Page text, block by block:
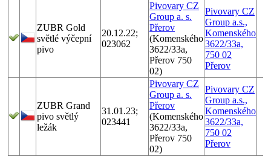
ZUBR Gold
světlé výčepní
pivo
20.12.22;
023062
Pivovary CZ
Group a. s.
Přerov
(Komenského
3622/33a,
Přerov 750
02)
Pivovary CZ
Group a.s.,
Komenského
3622/33a,
750 02
Přerov
ZUBR Grand
pivo světlý
ležák
31.01.23;
023441
Pivovary CZ
Group a. s.
Přerov
(Komenského
3622/33a,
Přerov 750
02)
Pivovary CZ
Group a.s.,
Komenského
3622/33a,
750 02
Přerov